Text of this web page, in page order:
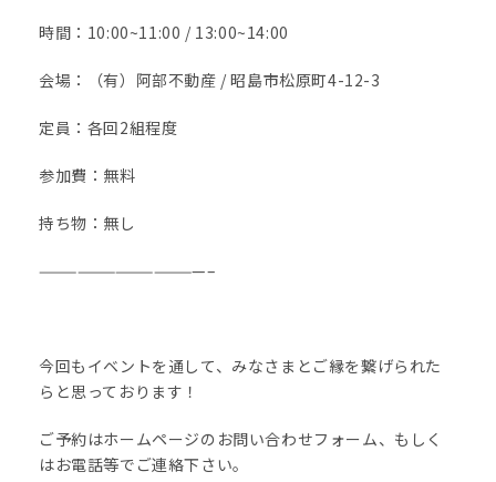
時間：10:00~11:00 / 13:00~14:00
会場：（有）阿部不動産 / 昭島市松原町4-12-3
定員：各回2組程度
参加費：無料
持ち物：無し
—————————————–
今回もイベントを通して、みなさまとご縁を繋げられた
らと思っております！
ご予約はホームページのお問い合わせフォーム、もしく
はお電話等でご連絡下さい。